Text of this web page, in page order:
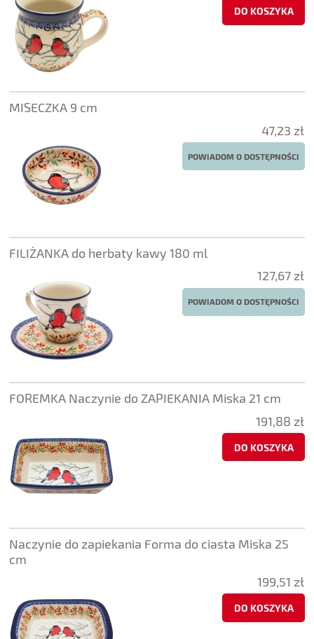
DO KOSZYKA
MISECZKA 9 cm
47,23 zł
POWIADOM O DOSTĘPNOŚCI
FILIŻANKA do herbaty kawy 180 ml
127,67 zł
POWIADOM O DOSTĘPNOŚCI
FOREMKA Naczynie do ZAPIEKANIA Miska 21 cm
191,88 zł
DO KOSZYKA
Naczynie do zapiekania Forma do ciasta Miska 25
cm
199,51 zł
DO KOSZYKA